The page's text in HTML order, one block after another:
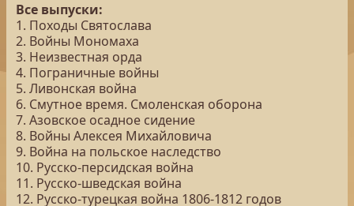
Все выпуски:
1. Походы Святослава
2. Войны Мономаха
3. Неизвестная орда
4. Пограничные войны
5. Ливонская война
6. Смутное время. Смоленская оборона
7. Азовское осадное сидение
8. Войны Алексея Михайловича
9. Война на польское наследство
10. Русско-персидская война
11. Русско-шведская война
12. Русско-турецкая война 1806-1812 годов